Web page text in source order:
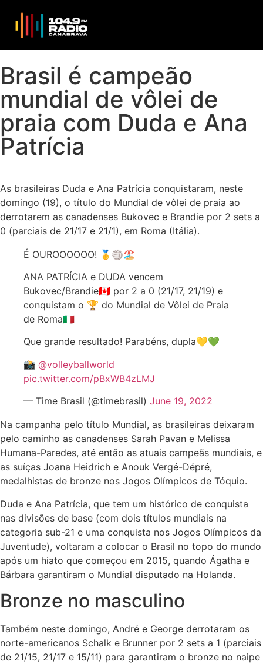
Brasil é campeão
mundial de vôlei de
praia com Duda e Ana
Patrícia
As brasileiras Duda e Ana Patrícia conquistaram, neste
domingo (19), o título do Mundial de vôlei de praia ao
derrotarem as canadenses Bukovec e Brandie por 2 sets a
0 (parciais de 21/17 e 21/1), em Roma (Itália).
É OUROOOOOO! 🥇🏐🏖️
ANA PATRÍCIA e DUDA vencem
Bukovec/Brandie🇨🇦 por 2 a 0 (21/17, 21/19) e
conquistam o 🏆 do Mundial de Vôlei de Praia
de Roma🇮🇹
Que grande resultado! Parabéns, dupla💛💚
📸 @volleyballworld
pic.twitter.com/pBxWB4zLMJ
— Time Brasil (@timebrasil) June 19, 2022
Na campanha pelo título Mundial, as brasileiras deixaram
pelo caminho as canadenses Sarah Pavan e Melissa
Humana-Paredes, até então as atuais campeãs mundiais, e
as suíças Joana Heidrich e Anouk Vergé-Dépré,
medalhistas de bronze nos Jogos Olímpicos de Tóquio.
Duda e Ana Patrícia, que tem um histórico de conquista
nas divisões de base (com dois títulos mundiais na
categoria sub-21 e uma conquista nos Jogos Olímpicos da
Juventude), voltaram a colocar o Brasil no topo do mundo
após um hiato que começou em 2015, quando Ágatha e
Bárbara garantiram o Mundial disputado na Holanda.
Bronze no masculino
Também neste domingo, André e George derrotaram os
norte-americanos Schalk e Brunner por 2 sets a 1 (parciais
de 21/15, 21/17 e 15/11) para garantiram o bronze no naipe